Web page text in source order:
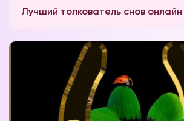
Лучший толкователь снов онлайн